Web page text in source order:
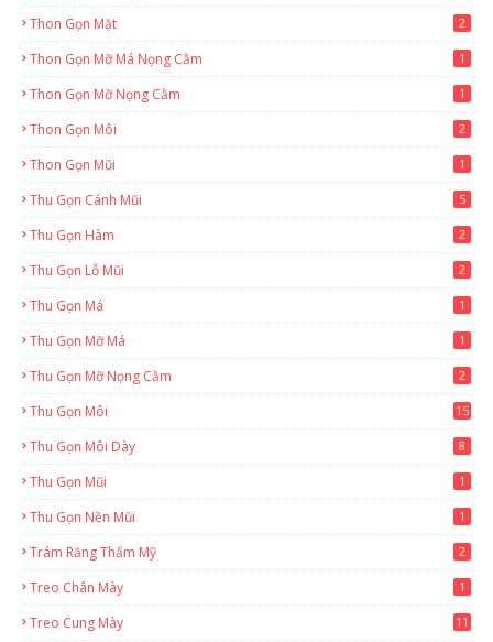
Thon Gọn Mặt 2
Thon Gọn Mỡ Má Nọng Cằm 1
Thon Gọn Mỡ Nọng Cằm 1
Thon Gọn Môi 2
Thon Gọn Mũi 1
Thu Gọn Cánh Mũi 5
Thu Gọn Hàm 2
Thu Gọn Lỗ Mũi 2
Thu Gọn Má 1
Thu Gọn Mỡ Má 1
Thu Gọn Mỡ Nọng Cằm 2
Thu Gọn Môi 15
Thu Gọn Môi Dày 8
Thu Gọn Mũi 1
Thu Gọn Nền Mũi 1
Trám Răng Thẩm Mỹ 2
Treo Chân Mày 1
Treo Cung Mày 11